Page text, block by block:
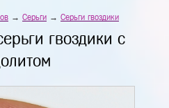
→ Серьги→ Серьги гвоздики
гвоздики с